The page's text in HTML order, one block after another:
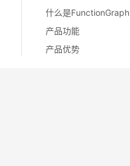
什么是FunctionGraph
产品功能
产品优势